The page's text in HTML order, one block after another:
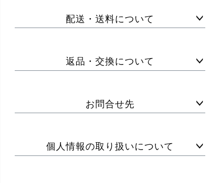
配送・送料について
返品・交換について
お問合せ先
個人情報の取り扱いについて